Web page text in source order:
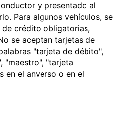
y presentado al
Para algunos vehículos, se
crédito obligatorias,
se aceptan tarjetas de
"tarjeta de débito",
"maestro", "tarjeta
en el anverso o en el